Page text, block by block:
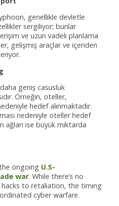
genellikle devletle
sergiliyor; bunlar
ve uzun vadeli planlama
gelişmiş araçlar ve içeriden
geniş casusluk
Örneğin, oteller,
hedef alınmaktadır.
nedeniyle oteller hedef
ağları ise büyük miktarda
ongoing U.S-
war. While there’s no
to retaliation, the timing
cyber warfare.